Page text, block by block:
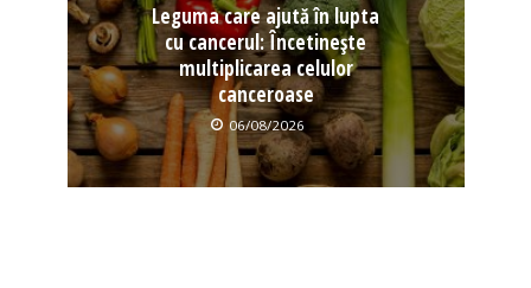
Leguma care ajută în lupta
cu cancerul: Încetinește
multiplicarea celulor
canceroase
06/08/2026